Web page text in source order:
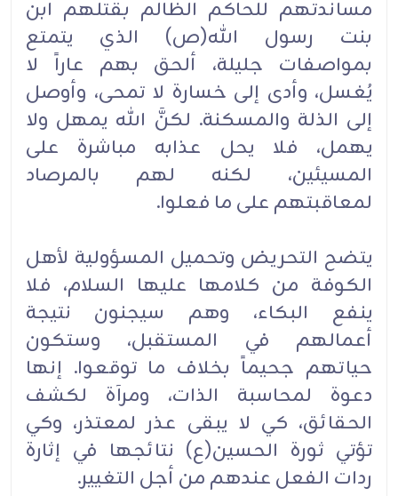
مساندتهم للحاكم الظالم بقتلهم ابن
بنت رسول الله(ص) الذي يتمتع
بمواصفات جليلة، ألحق بهم عاراً لا
يُغسل، وأدى إلى خسارة لا تمحى، وأوصل
إلى الذلة والمسكنة. لكنَّ الله يمهل ولا
يهمل، فلا يحل عذابه مباشرة على
المسيئين، لكنه لهم بالمرصاد
لمعاقبتهم على ما فعلوا.
يتضح التحريض وتحميل المسؤولية لأهل
الكوفة من كلامها عليها السلام، فلا
ينفع البكاء، وهم سيجنون نتيجة
أعمالهم في المستقبل، وستكون
حياتهم جحيماً بخلاف ما توقعوا. إنها
دعوة لمحاسبة الذات، ومرآة لكشف
الحقائق، كي لا يبقى عذر لمعتذر، وكي
تؤتي ثورة الحسين(ع) نتائجها في إثارة
ردات الفعل عندهم من أجل التغيير.